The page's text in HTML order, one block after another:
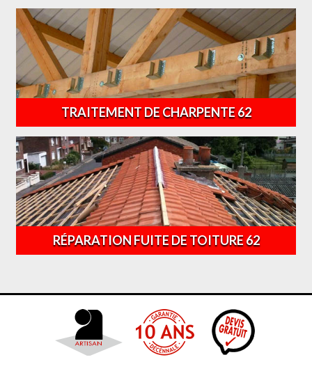
TRAITEMENT DE CHARPENTE 62
RÉPARATION FUITE DE TOITURE 62